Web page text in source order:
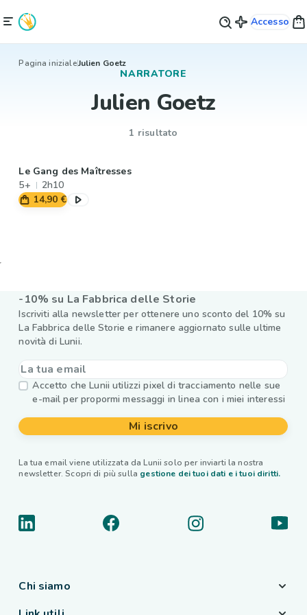
Accesso
Pagina inizialeJulien Goetz
NARRATORE
Julien Goetz
1 risultato
Le Gang des Maîtresses
5+
2h10
14,90 €
-10% su La Fabbrica delle Storie
Iscriviti alla newsletter per ottenere uno sconto del 10% su
La Fabbrica delle Storie e rimanere aggiornato sulle ultime
novità di Lunii.
Accetto che Lunii utilizzi pixel di tracciamento nelle sue
e-mail per propormi messaggi in linea con i miei interessi
Mi iscrivo
La tua email viene utilizzata da Lunii solo per inviarti la nostra
newsletter. Scopri di più sulla gestione dei tuoi dati e i tuoi diritti.
Chi siamo